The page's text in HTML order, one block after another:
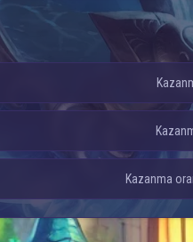
Kazanma